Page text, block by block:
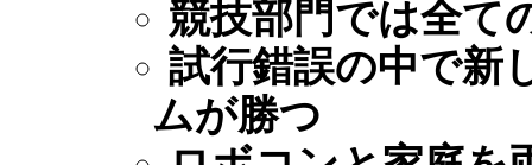
競技部門では全て
試行錯誤の中で新
ムが勝つ